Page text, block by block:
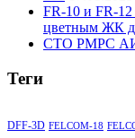
FR-10 и FR-
цветным ЖК
СТО РМРС
Теги
DFF-3D FELCOM-18